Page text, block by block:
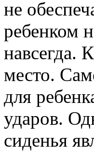
не
ребенком
навсегда.
место.
для
ударов.
сиденья